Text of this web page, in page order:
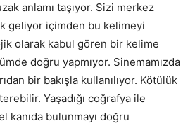
anlamı taşıyor. Sizi merkez
geliyor içimden bu kelimeyi
olarak kabul gören bir kelime
doğru yapmıyor. Sinemamızda
bir bakışla kullanılıyor. Kötülük
Yaşadığı coğrafya ile
kanıda bulunmayı doğru